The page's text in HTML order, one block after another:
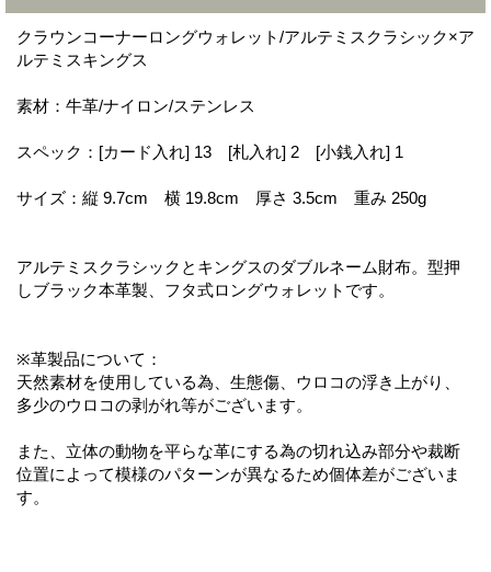
クラウンコーナーロングウォレット/アルテミスクラシック×ア
ルテミスキングス
素材：牛革/ナイロン/ステンレス
スペック：[カード入れ] 13 [札入れ] 2 [小銭入れ] 1
サイズ：縦 9.7cm 横 19.8cm 厚さ 3.5cm 重み 250g
アルテミスクラシックとキングスのダブルネーム財布。型押
しブラック本革製、フタ式ロングウォレットです。
※革製品について：
天然素材を使用している為、生態傷、ウロコの浮き上がり、
多少のウロコの剥がれ等がございます。
また、立体の動物を平らな革にする為の切れ込み部分や裁断
位置によって模様のパターンが異なるため個体差がございま
す。